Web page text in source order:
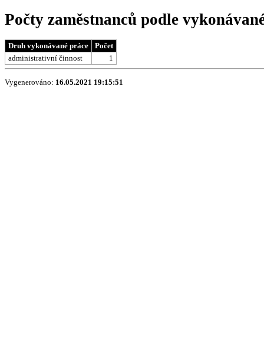
Počty zaměstnanců podle
Druh vykonávané práce
Počet
administrativní činnost
1
Vygenerováno: 16.05.2021 19:15:51